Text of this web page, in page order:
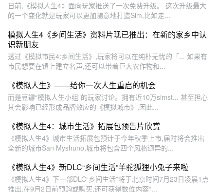
日前,《模拟人生4》面向玩家推送了一次免费升级。 这次升级最大
的一个变化就是玩家可以更加随意地打造Sim,比如走...
模拟人生4《乡间生活》资料片现已推出：在新的家乡中认
识新朋友
透过《模拟市民4:乡间生活》,玩家将可以在纯朴无忧的「... 如果有
市民想要在镇上建立名声,还可以带着巨大农作物和...
《模拟人生》——给你一次人生重启的机会
而是豆瓣“模拟人生小组”的玩家讨论。拥有近10万simst... 甚至担心
其会影响已经形成品牌效应的《模拟城市》,因此...
《模拟人生4：城市生活》拓展包预告片欣赏
《模拟人生4》城市生活拓展包预计于今年秋季上市,届时将会推出
全新的城市San Myshuno,城市将包含四个风格迥异的...
《模拟人生4》新DLC“乡间生活”羊驼狐狸小兔子来啦
《模拟人生4》下一部DLC“乡间生活”将于北京时间7月23日凌晨1点
推出,在9月2日前预购或购买,还可获得数位内容“...